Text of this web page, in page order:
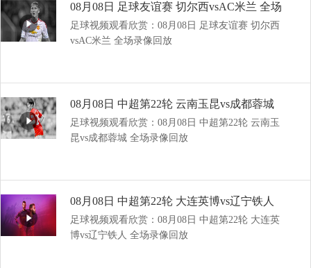
08月08日 足球友谊赛 切尔西vsAC米兰 全场
录像回放
足球视频观看欣赏：08月08日 足球友谊赛 切尔西
vsAC米兰 全场录像回放
08月08日 中超第22轮 云南玉昆vs成都蓉城
全场录像回放
足球视频观看欣赏：08月08日 中超第22轮 云南玉
昆vs成都蓉城 全场录像回放
08月08日 中超第22轮 大连英博vs辽宁铁人
全场录像回放
足球视频观看欣赏：08月08日 中超第22轮 大连英
博vs辽宁铁人 全场录像回放